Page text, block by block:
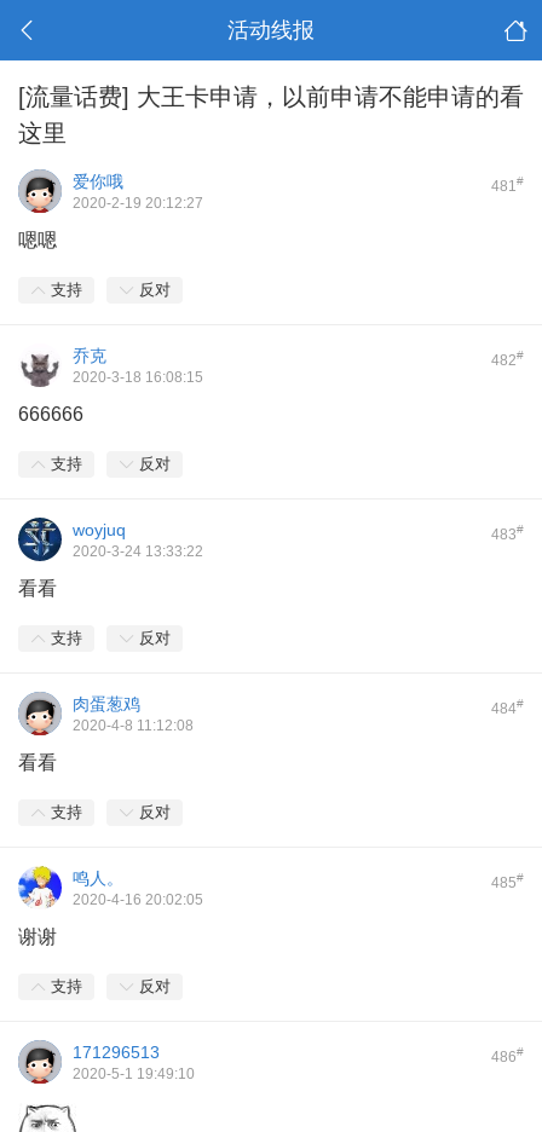
活动线报
[流量话费] 大王卡申请，以前申请不能申请的看
这里
481#
爱你哦
2020-2-19 20:12:27
嗯嗯
支持 反对
482#
乔克
2020-3-18 16:08:15
666666
支持 反对
483#
woyjuq
2020-3-24 13:33:22
看看
支持 反对
484#
肉蛋葱鸡
2020-4-8 11:12:08
看看
支持 反对
485#
鸣人。
2020-4-16 20:02:05
谢谢
支持 反对
486#
171296513
2020-5-1 19:49:10